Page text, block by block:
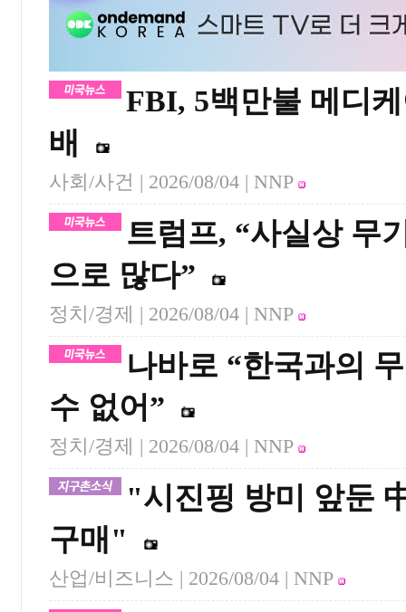
FBI, 5백만불 메디
배
사회/사건 | 2026/08/04 | NNP
트럼프, “사실상 무
으로 많다”
정치/경제 | 2026/08/04 | NNP
나바로 “한국과의
수 없어”
정치/경제 | 2026/08/04 | NNP
"시진핑 방미 앞둔
구매"
산업/비즈니스 | 2026/08/04 | NNP